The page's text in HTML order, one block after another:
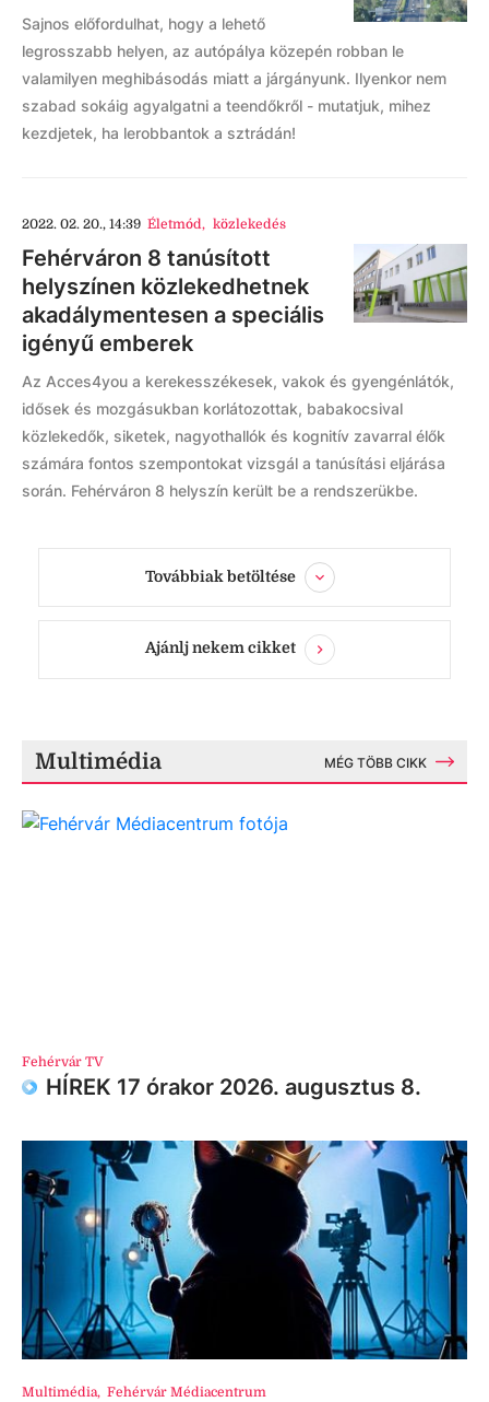
Sajnos előfordulhat, hogy a lehető
legrosszabb helyen, az autópálya közepén robban le
valamilyen meghibásodás miatt a járgányunk. Ilyenkor nem
szabad sokáig agyalgatni a teendőkről - mutatjuk, mihez
kezdjetek, ha lerobbantok a sztrádán!
2022. 02. 20., 14:39 Életmód, közlekedés
Fehérváron 8 tanúsított
helyszínen közlekedhetnek
akadálymentesen a speciális
igényű emberek
Az Acces4you a kerekesszékesek, vakok és gyengénlátók,
idősek és mozgásukban korlátozottak, babakocsival
közlekedők, siketek, nagyothallók és kognitív zavarral élők
számára fontos szempontokat vizsgál a tanúsítási eljárása
során. Fehérváron 8 helyszín került be a rendszerükbe.
Továbbiak betöltése
Ajánlj nekem cikket
Multimédia MÉG TÖBB CIKK
Fehérvár TV
HÍREK 17 órakor 2026. augusztus 8.
Multimédia, Fehérvár Médiacentrum